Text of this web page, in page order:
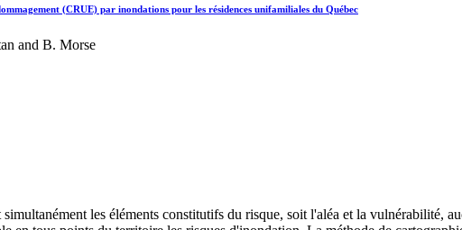
(CRUE) par inondations pour les résidences unifamiliales du Québec
and B. Morse
les éléments constitutifs du risque, soit l'aléa et la vulnérabilité,